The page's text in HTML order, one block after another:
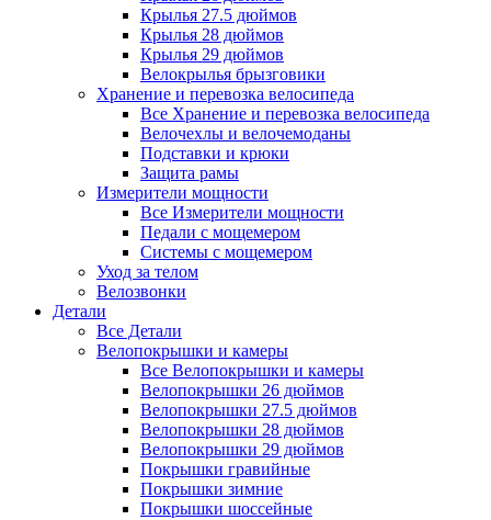
Крылья 27.5 дюймов
Крылья 28 дюймов
Крылья 29 дюймов
Велокрылья брызговики
Хранение и перевозка велосипеда
Все Хранение и перевозка велосипеда
Велочехлы и велочемоданы
Подставки и крюки
Защита рамы
Измерители мощности
Все Измерители мощности
Педали с мощемером
Системы с мощемером
Уход за телом
Велозвонки
Детали
Все Детали
Велопокрышки и камеры
Все Велопокрышки и камеры
Велопокрышки 26 дюймов
Велопокрышки 27.5 дюймов
Велопокрышки 28 дюймов
Велопокрышки 29 дюймов
Покрышки гравийные
Покрышки зимние
Покрышки шоссейные